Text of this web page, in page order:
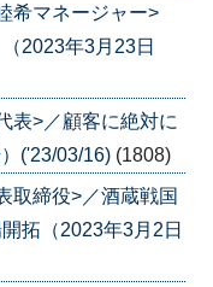
希マネージャー>
2023年3月23日
>／顧客に絶対に
('23/03/16) (1808)
締役>／酒蔵戦国
拓（2023年3月2日